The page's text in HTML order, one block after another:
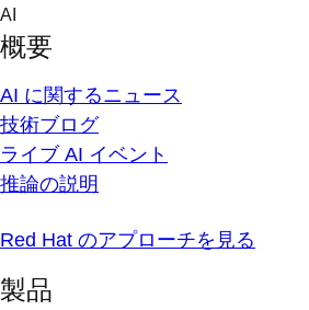
Skip
content
AI
概要
AI に関するニュース
技術ブログ
ライブ AI イベント
推論の説明
Red Hat のアプローチを見る
製品